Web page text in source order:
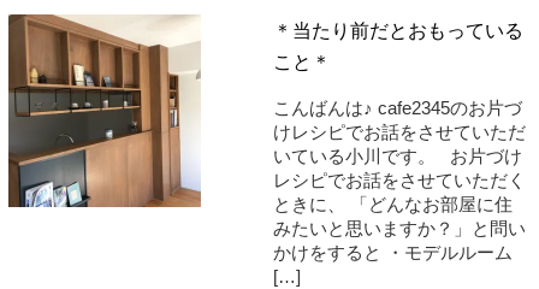
＊当たり前だとおもっている
こと＊
こんばんは♪ cafe2345のお片づ
けレシピでお話をさせていただ
いている小川です。 お片づけ
レシピでお話をさせていただく
ときに、 「どんなお部屋に住
みたいと思いますか？」と問い
かけをすると ・モデルルーム
[…]